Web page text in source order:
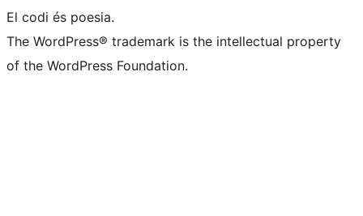
El codi és poesia.
The WordPress® trademark is the intellectual property
of the WordPress Foundation.